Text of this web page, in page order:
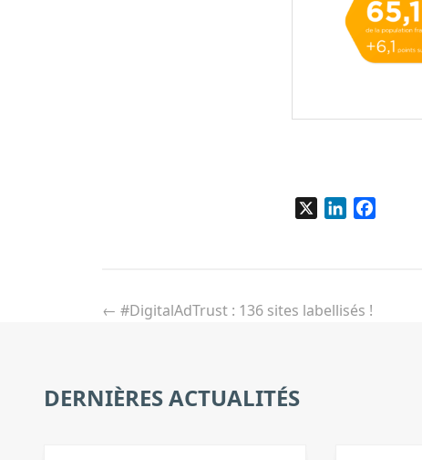
LinkedIn
de
← #DigitalAdTrust : 136 sites labellisés !
DERNIÈRES ACTUALITÉS